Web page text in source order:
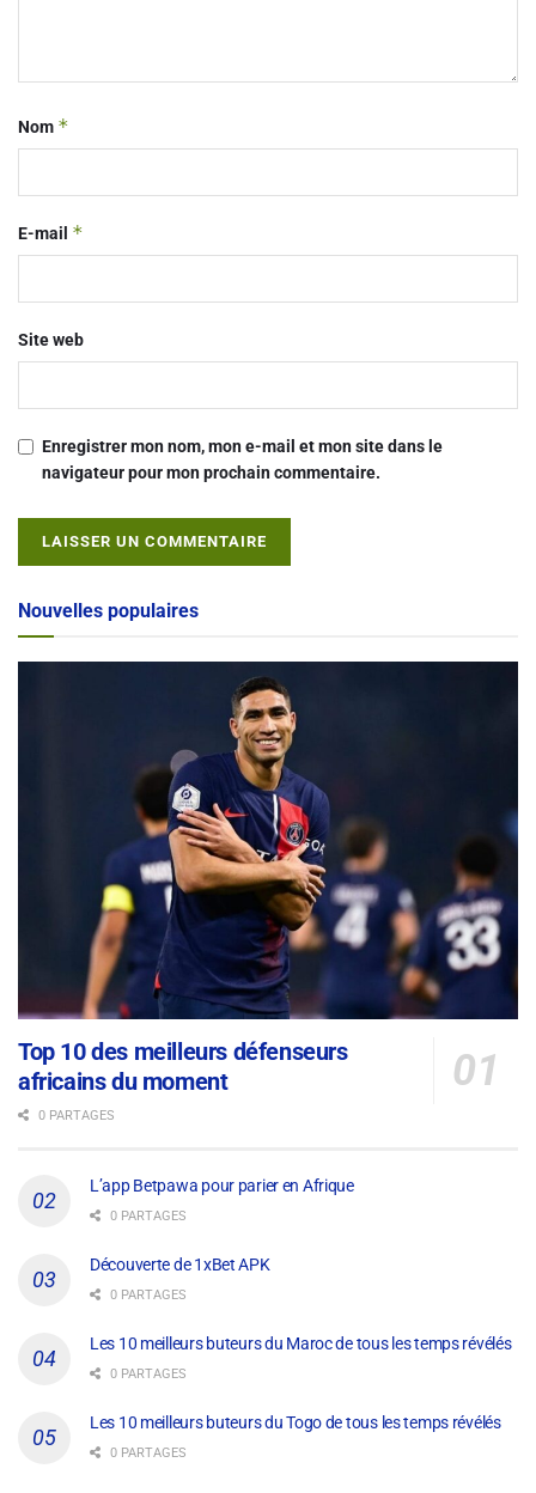
Nom *
E-mail *
Site web
Enregistrer mon nom, mon e-mail et mon site dans le
navigateur pour mon prochain commentaire.
Alternative:
Nouvelles populaires
Top 10 des meilleurs défenseurs
africains du moment
0 PARTAGES
L’app Betpawa pour parier en Afrique
0 PARTAGES
Découverte de 1xBet APK
0 PARTAGES
Les 10 meilleurs buteurs du Maroc de tous les temps révélés
0 PARTAGES
Les 10 meilleurs buteurs du Togo de tous les temps révélés
0 PARTAGES